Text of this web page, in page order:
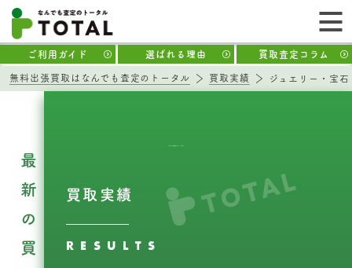
ご利用ガイド 選ばれる理由 買取査定コラム
無料出張買取はなんでも査定のトータル 買取実績 ジュエリー・宝石
買取実績
RESULTS
最
新
の
買